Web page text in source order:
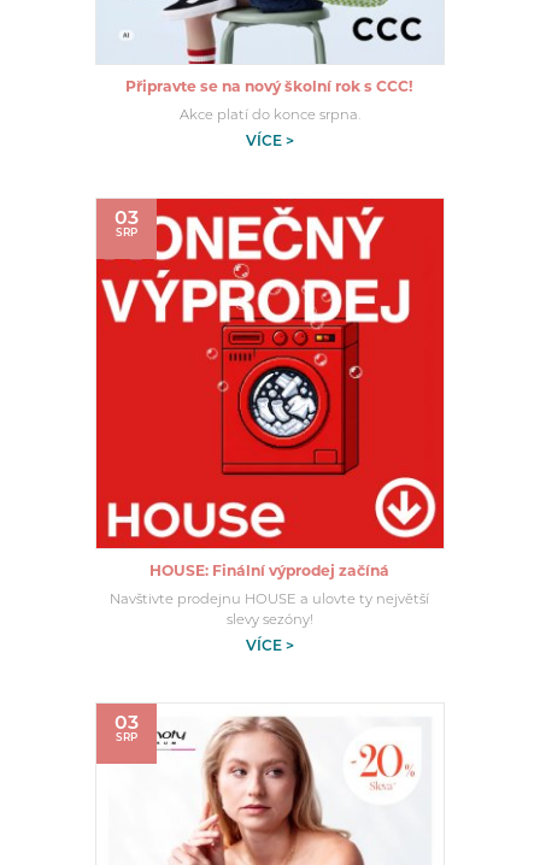
Připravte se na nový školní rok s CCC!
Akce platí do konce srpna.
VÍCE >
03
SRP
HOUSE: Finální výprodej začíná
Navštivte prodejnu HOUSE a ulovte ty největší
slevy sezóny!
VÍCE >
03
SRP